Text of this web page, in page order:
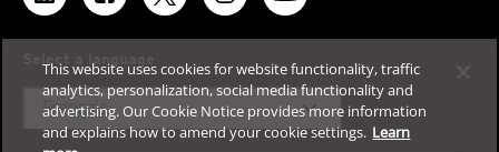
Français expand_more
This website uses cookies for website functionality, traffic
analytics, personalization, social media functionality and
advertising. Our Cookie Notice provides more information
and explains how to amend your cookie settings. Learn